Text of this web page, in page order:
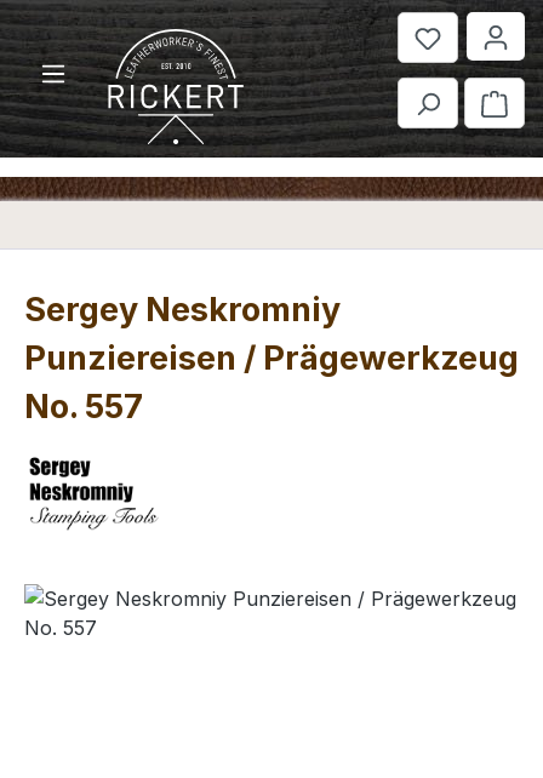
Zum Hauptinhalt springen
Sergey Neskromniy
Punziereisen / Prägewerkzeug
No. 557
Bildergalerie überspringen